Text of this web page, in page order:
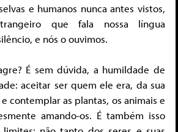
e humanos nunca antes vistos,
que fala nossa língua
e nós o ouvimos.
É sem dúvida, a humildade de
aceitar ser quem ele era, da sua
contemplar as plantas, os animais e
amando-os. É também isso